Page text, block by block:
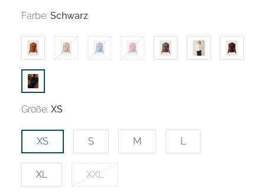
Farbe: Schwarz
Größe: XS
XS S M L
XL XXL